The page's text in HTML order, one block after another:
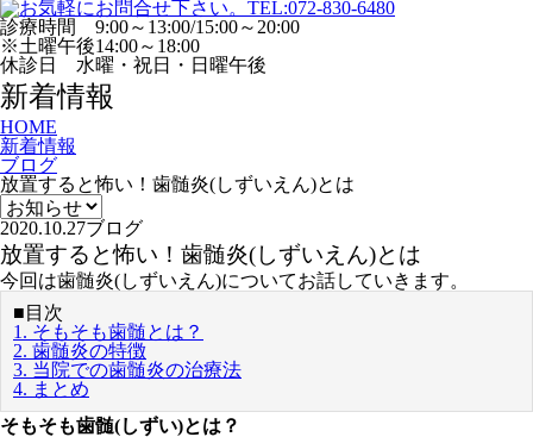
診療時間 9:00～13:00/15:00～20:00
※土曜午後14:00～18:00
休診日 水曜・祝日・日曜午後
新着情報
HOME
新着情報
ブログ
放置すると怖い！歯髄炎(しずいえん)とは
2020.10.27ブログ
放置すると怖い！歯髄炎(しずいえん)とは
今回は歯髄炎(しずいえん)についてお話していきます。
■目次
1. そもそも歯髄とは？
2. 歯髄炎の特徴
3. 当院での歯髄炎の治療法
4. まとめ
そもそも歯髄(しずい)とは？